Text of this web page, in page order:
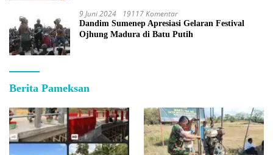
9 Juni 2024 19117 Komentar
Dandim Sumenep Apresiasi Gelaran Festival
Ojhung Madura di Batu Putih
Berita Pameksan